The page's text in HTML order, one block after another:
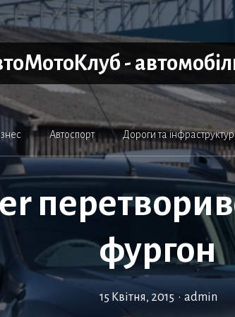
-
Автоспорт Дороги та
фургон
15 Квітня, 2015 • admin